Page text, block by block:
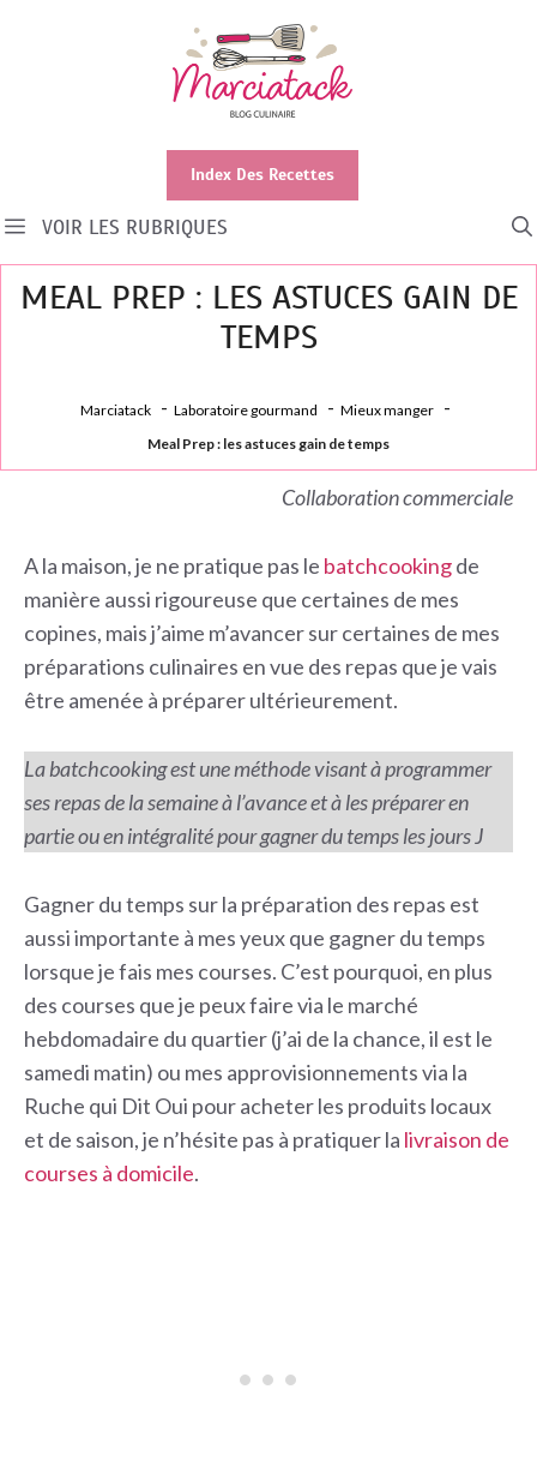
Index Des Recettes
VOIR LES RUBRIQUES
MEAL PREP : LES ASTUCES GAIN DE
TEMPS
Marciatack Laboratoire gourmand
Mieux manger
Meal Prep : les astuces gain de temps
Collaboration commerciale
A la maison, je ne pratique pas le batchcookingde
manière aussi rigoureuse que certaines de mes
copines, mais j’aime m’avancer sur certaines de mes
préparations culinaires en vue des repas que je vais
être amenée à préparer ultérieurement.
La batchcooking est une méthode visant à programmer
ses repas de la semaine à l’avance et à les préparer en
partie ou en intégralité pour gagner du temps les jours J
Gagner du temps sur la préparation des repas est
aussi importante à mes yeux que gagner du temps
lorsque je fais mes courses. C’est pourquoi, en plus
des courses que je peux faire via le marché
hebdomadaire du quartier (j’ai de la chance, il est le
samedi matin) ou mes approvisionnements via la
Ruche qui Dit Oui pour acheter les produits locaux
et de saison, je n’hésite pas à pratiquer la livraison de
courses à domicile.